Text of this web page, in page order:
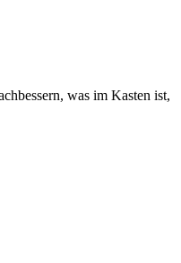
was im Kasten ist,